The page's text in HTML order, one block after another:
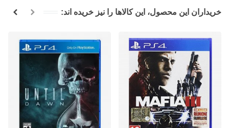
خریداران این محصول، این کالاها را نیز خریده اند: